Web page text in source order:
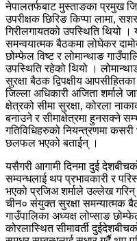
नेपालतर्फबाट मुस्ताङका प्रमुख
उपरीक्षक छिरिङ किप्पा लामा,
गिरीलगायतको उपस्थिति थियो
समन्वयात्मक बैठकमा लोघेकर
छोम्फेल विष्ट र लोमान्थाङ
उपस्थिति रहेको थियो ।
सुरक्षा बैठक द्विपक्षीय
जिल्ला अधिकारी अजिता शर्माले
क्षेत्रको सीमा सुरक्षा, कोरला
बनाउने र सीमाक्षेत्रमा हुनसक्ने
गतिविधिहरुको नियन्त्रणमा
छलफल भएको बताईन् ।
यसैगरी आगामी दिनमा दुई
सम्वन्धलाई थप प्रभावकारी र
भएको प्रजिअ शर्माले उल्लेख
चीन० संयुक्त सुरक्षा समन्यात्मक
गाउँपालिका अध्यक्ष लोप्साङ
कोरलास्थित सीमावर्ती